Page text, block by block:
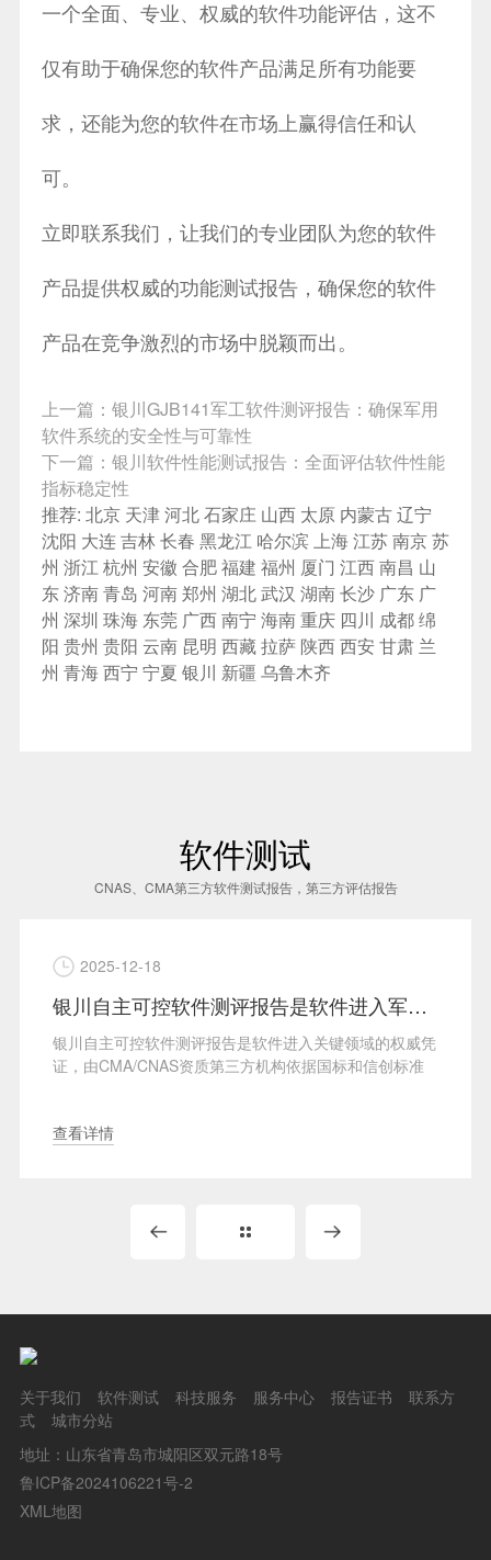
一个全面、专业、权威的软件功能评估，这不
仅有助于确保您的软件产品满足所有功能要
求，还能为您的软件在市场上赢得信任和认
可。
立即联系我们，让我们的专业团队为您的软件
产品提供权威的功能测试报告，确保您的软件
产品在竞争激烈的市场中脱颖而出。
上一篇： 银川GJB141军工软件测评报告：确保军用
软件系统的安全性与可靠性
下一篇： 银川软件性能测试报告：全面评估软件性能
指标稳定性
推荐: 北京 天津河北石家庄 山西 太原 内蒙古辽宁
沈阳 大连吉林长春 黑龙江 哈尔滨上海江苏南京苏
州 浙江杭州 安徽 合肥福建 福州 厦门 江西南昌 山
东济南青岛 河南郑州 湖北武汉 湖南长沙 广东 广
州 深圳 珠海 东莞 广西南宁 海南重庆 四川 成都绵
阳 贵州 贵阳 云南 昆明 西藏拉萨 陕西西安 甘肃 兰
州 青海西宁 宁夏 银川 新疆 乌鲁木齐
软件测试
CNAS、CMA第三方软件测试报告，第三方评估报告
2025-12-18
银川自主可控软件测评报告是软件进入军工领域的必备凭证 zzkk软件测试报告
银川自主可控软件测评报告是软件进入关键领域的权威凭
证，由CMA/CNAS资质第三方机构依据国标和信创标准
查看详情
关于我们 软件测试 科技服务 服务中心 报告证书
联系方
式
城市分站
地址：山东省青岛市城阳区双元路18号
鲁ICP备2024106221号-2
XML地图